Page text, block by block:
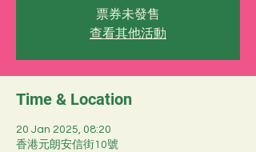
票券未發售
查看其他活動
Time & Location
20 Jan 2025, 08:20
香港元朗安信街10號